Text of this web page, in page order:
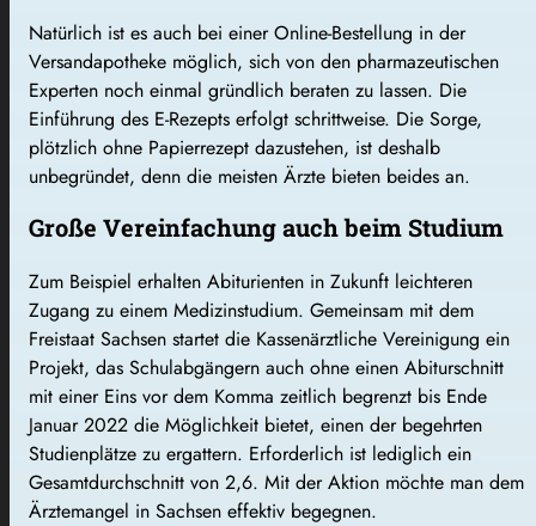
Natürlich ist es auch bei einer Online-Bestellung in der
Versandapotheke möglich, sich von den pharmazeutischen
Experten noch einmal gründlich beraten zu lassen. Die
Einführung des E-Rezepts erfolgt schrittweise. Die Sorge,
plötzlich ohne Papierrezept dazustehen, ist deshalb
unbegründet, denn die meisten Ärzte bieten beides an.
Große Vereinfachung auch beim Studium
Zum Beispiel erhalten Abiturienten in Zukunft leichteren
Zugang zu einem Medizinstudium. Gemeinsam mit dem
Freistaat Sachsen startet die Kassenärztliche Vereinigung ein
Projekt, das Schulabgängern auch ohne einen Abiturschnitt
mit einer Eins vor dem Komma zeitlich begrenzt bis Ende
Januar 2022 die Möglichkeit bietet, einen der begehrten
Studienplätze zu ergattern. Erforderlich ist lediglich ein
Gesamtdurchschnitt von 2,6. Mit der Aktion möchte man dem
Ärztemangel in Sachsen effektiv begegnen.